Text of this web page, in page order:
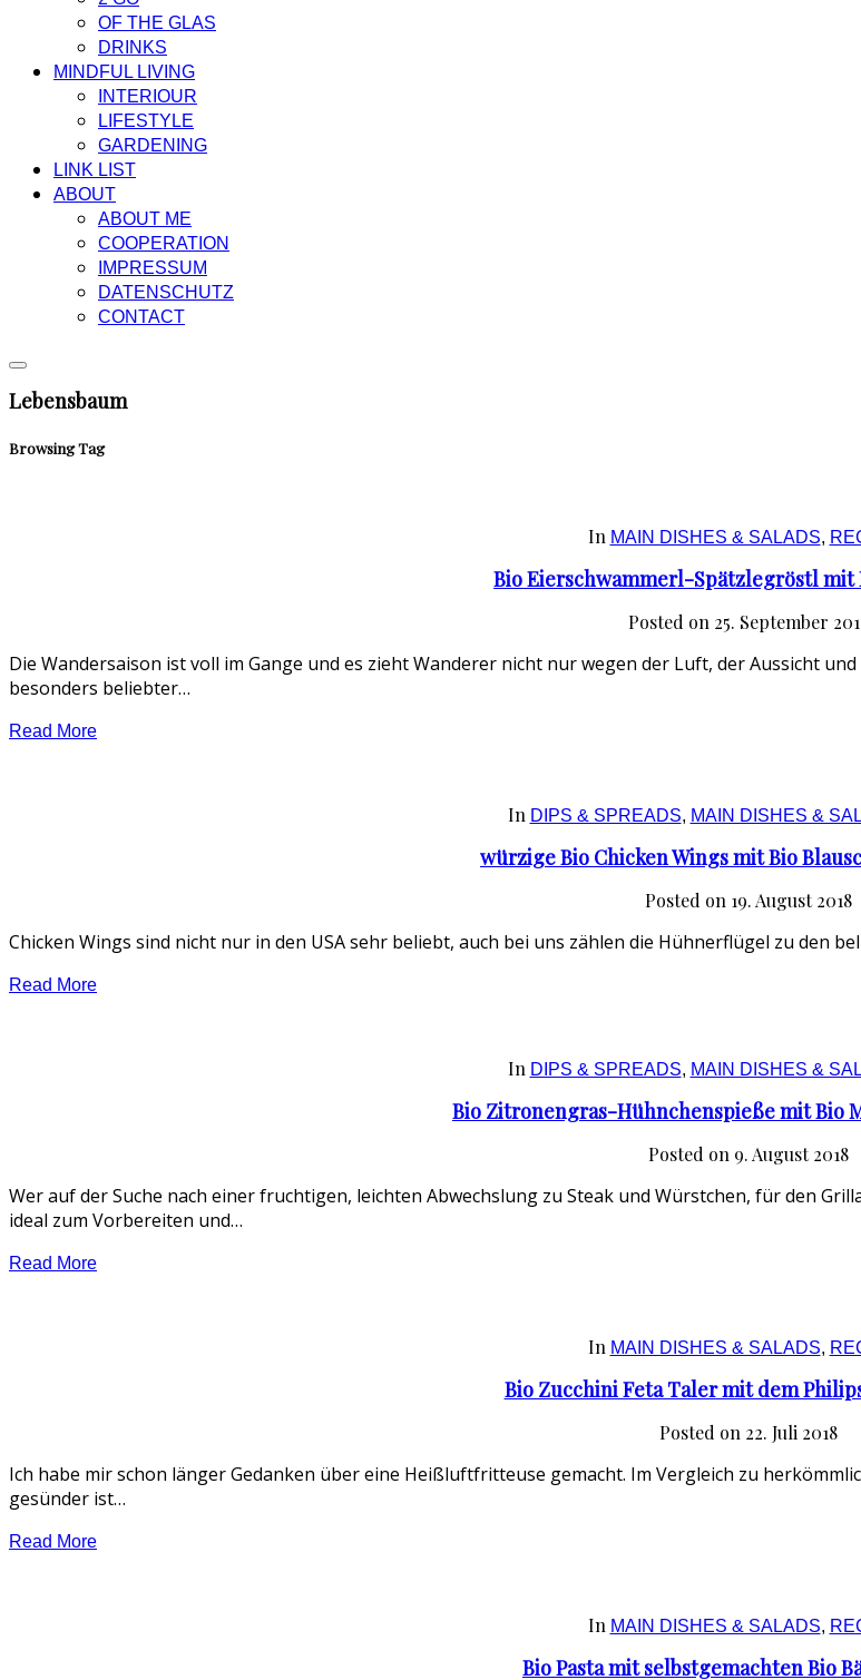
OF THE GLAS
DRINKS
MINDFUL LIVING
INTERIOUR
LIFESTYLE
GARDENING
LINK LIST
ABOUT
ABOUT ME
COOPERATION
IMPRESSUM
DATENSCHUTZ
CONTACT
Lebensbaum
Browsing Tag
In MAIN DISHES & SALADS,
Bio Eierschwammerl-Spätzlegröstl mit
Posted on 25. September
Die Wandersaison ist voll im Gange und es zieht Wanderer nicht nur wegen der Luft, der Aussicht
besonders beliebter…
Read More
In DIPS & SPREADS, MAIN DISHES &
würzige Bio Chicken Wings mit Bio
Posted on 19. August 2018
Chicken Wings sind nicht nur in den USA sehr beliebt, auch bei uns zählen die Hühnerflügel zu den
Read More
In DIPS & SPREADS, MAIN DISHES &
Bio Zitronengras-Hühnchenspieße mit Bio
Posted on 9. August 2018
Wer auf der Suche nach einer fruchtigen, leichten Abwechslung zu Steak und Würstchen, für den
ideal zum Vorbereiten und…
Read More
In MAIN DISHES & SALADS,
Bio Zucchini Feta Taler mit dem
Posted on 22. Juli 2018
Ich habe mir schon länger Gedanken über eine Heißluftfritteuse gemacht. Im Vergleich zu
gesünder ist…
Read More
In MAIN DISHES & SALADS,
Bio Pasta mit selbstgemachten Bio